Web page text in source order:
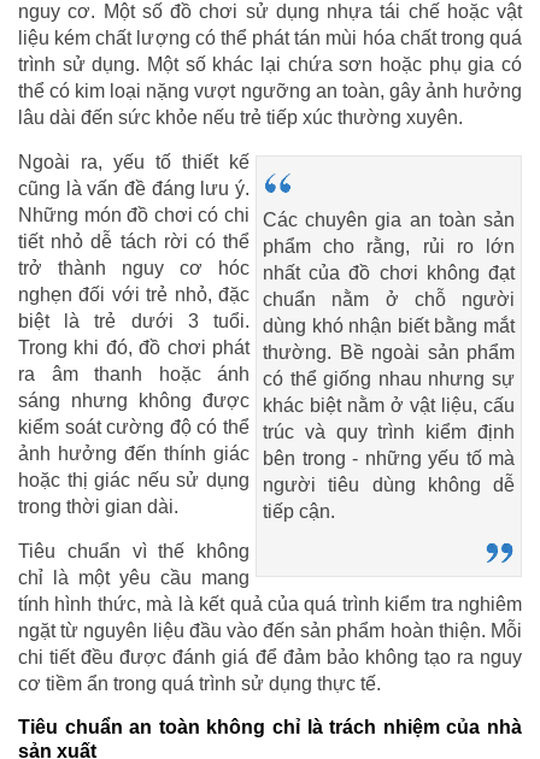
nguy cơ. Một số đồ chơi sử dụng nhựa tái chế hoặc vật
liệu kém chất lượng có thể phát tán mùi hóa chất trong quá
trình sử dụng. Một số khác lại chứa sơn hoặc phụ gia có
thể có kim loại nặng vượt ngưỡng an toàn, gây ảnh hưởng
lâu dài đến sức khỏe nếu trẻ tiếp xúc thường xuyên.
Các chuyên gia an toàn sản
phẩm cho rằng, rủi ro lớn
nhất của đồ chơi không đạt
chuẩn nằm ở chỗ người
dùng khó nhận biết bằng mắt
thường. Bề ngoài sản phẩm
có thể giống nhau nhưng sự
khác biệt nằm ở vật liệu, cấu
trúc và quy trình kiểm định
bên trong - những yếu tố mà
người tiêu dùng không dễ
tiếp cận.
Ngoài ra, yếu tố thiết kế
cũng là vấn đề đáng lưu ý.
Những món đồ chơi có chi
tiết nhỏ dễ tách rời có thể
trở thành nguy cơ hóc
nghẹn đối với trẻ nhỏ, đặc
biệt là trẻ dưới 3 tuổi.
Trong khi đó, đồ chơi phát
ra âm thanh hoặc ánh
sáng nhưng không được
kiểm soát cường độ có thể
ảnh hưởng đến thính giác
hoặc thị giác nếu sử dụng
trong thời gian dài.
Tiêu chuẩn vì thế không
chỉ là một yêu cầu mang
tính hình thức, mà là kết quả của quá trình kiểm tra nghiêm
ngặt từ nguyên liệu đầu vào đến sản phẩm hoàn thiện. Mỗi
chi tiết đều được đánh giá để đảm bảo không tạo ra nguy
cơ tiềm ẩn trong quá trình sử dụng thực tế.
Tiêu chuẩn an toàn không chỉ là trách nhiệm của nhà
sản xuất